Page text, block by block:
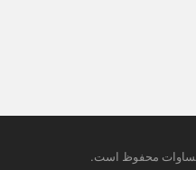
مساوات محفوظ است.